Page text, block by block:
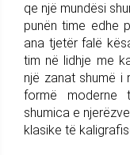
qe një mundësi
punën time edhe
ana tjetër falë
tim në lidhje me
një zanat shumë i
formë moderne
shumica e
klasike të